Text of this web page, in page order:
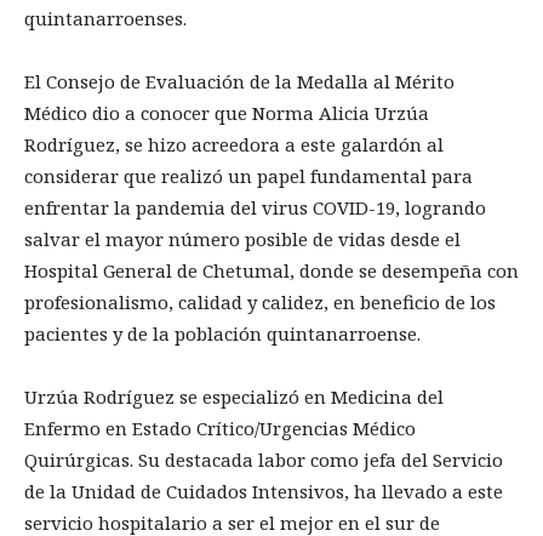
quintanarroenses.
El Consejo de Evaluación de la Medalla al Mérito
Médico dio a conocer que Norma Alicia Urzúa
Rodríguez, se hizo acreedora a este galardón al
considerar que realizó un papel fundamental para
enfrentar la pandemia del virus COVID-19, logrando
salvar el mayor número posible de vidas desde el
Hospital General de Chetumal, donde se desempeña con
profesionalismo, calidad y calidez, en beneficio de los
pacientes y de la población quintanarroense.
Urzúa Rodríguez se especializó en Medicina del
Enfermo en Estado Crítico/Urgencias Médico
Quirúrgicas. Su destacada labor como jefa del Servicio
de la Unidad de Cuidados Intensivos, ha llevado a este
servicio hospitalario a ser el mejor en el sur de